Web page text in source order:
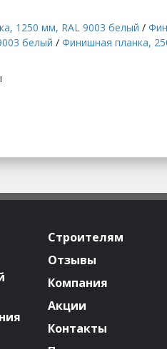
1250 мм, RAL 9003 белый /
белый /Финишная планка,
Строителям
Отзывы
Компания
Акции
Контакты